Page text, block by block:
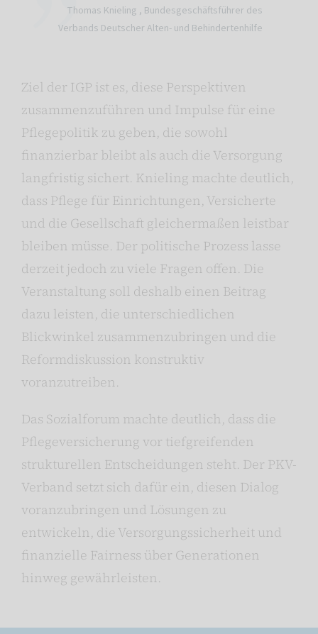
Thomas Knieling , Bundesgeschäftsführer des
Verbands Deutscher Alten- und Behindertenhilfe
Ziel der IGP ist es, diese Perspektiven
zusammenzuführen und Impulse für eine
Pflegepolitik zu geben, die sowohl
finanzierbar bleibt als auch die Versorgung
langfristig sichert. Knieling machte deutlich,
dass Pflege für Einrichtungen, Versicherte
und die Gesellschaft gleichermaßen leistbar
bleiben müsse. Der politische Prozess lasse
derzeit jedoch zu viele Fragen offen. Die
Veranstaltung soll deshalb einen Beitrag
dazu leisten, die unterschiedlichen
Blickwinkel zusammenzubringen und die
Reformdiskussion konstruktiv
voranzutreiben.
Das Sozialforum machte deutlich, dass die
Pflegeversicherung vor tiefgreifenden
strukturellen Entscheidungen steht. Der PKV-
Verband setzt sich dafür ein, diesen Dialog
voranzubringen und Lösungen zu
entwickeln, die Versorgungssicherheit und
finanzielle Fairness über Generationen
hinweg gewährleisten.